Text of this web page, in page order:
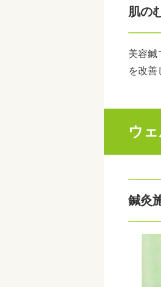
肌の
美容鍼
を改善
ウ
鍼灸